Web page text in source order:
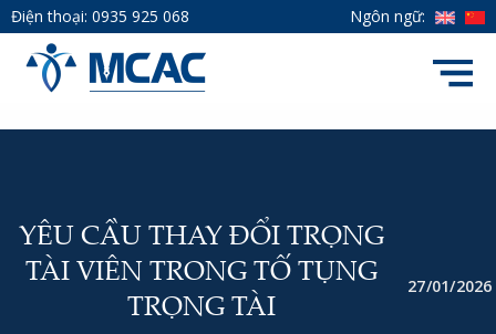
Điện thoại: 0935 925 068 Ngôn ngữ:
YÊU CẦU THAY ĐỔI TRỌNG
TÀI VIÊN TRONG TỐ TỤNG
TRỌNG TÀI
27/01/2026